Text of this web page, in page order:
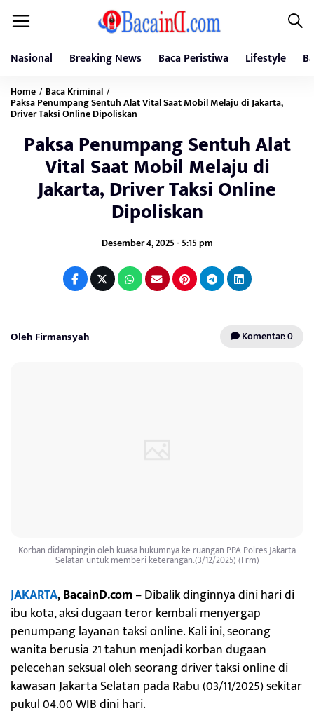
Nasional Breaking News Baca Peristiwa Lifestyle
Home / Baca Kriminal /
Paksa Penumpang Sentuh Alat Vital Saat Mobil Melaju di Jakarta,
Driver Taksi Online Dipoliskan
Paksa Penumpang Sentuh Alat
Vital Saat Mobil Melaju di
Jakarta, Driver Taksi Online
Dipoliskan
Desember 4, 2025 - 5:15 pm
Oleh Firmansyah Komentar: 0
Korban didampingin oleh kuasa hukumnya ke ruangan PPA Polres Jakarta
Selatan untuk memberi keterangan.(3/12/2025) (Frm)
JAKARTA, BacainD.com– Dibalik dinginnya dini hari di
ibu kota, aksi dugaan teror kembali menyergap
penumpang layanan taksi online. Kali ini, seorang
wanita berusia 21 tahun menjadi korban dugaan
pelecehan seksual oleh seorang driver taksi online di
kawasan Jakarta Selatan pada Rabu (03/11/2025) sekitar
pukul 04.00 WIB dini hari.